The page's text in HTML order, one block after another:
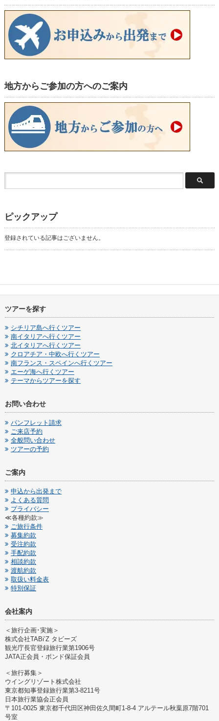
地方からご参加の方へのご案内
ピックアップ
登録されている記事はございません。
ツアーを探す
シチリア島へ行くツアー
南イタリアへ行くツアー
北イタリアへ行くツアー
クロアチア・中欧へ行くツアー
南フランス・スペインへ行くツアー
エーゲ海へ行くツアー
テーマからツアーを探す
お問い合わせ
パンフレット請求
ご来店予約
全般問い合わせ
ツアーの予約
ご案内
申込から出発まで
よくある質問
プライバシー
≪各種約款≫
ご旅行条件
募集約款
受注約款
手配約款
相談約款
渡航約款
取扱い料金表
特別保証
会社案内
＜旅行企画･実施＞
株式会社TABi’Z タビーズ
観光庁長官登録旅行業第1906号
JATA正会員・ボンド保証会員
＜旅行募集＞
ウイングリゾート株式会社
東京都知事登録旅行業第3-8211号
日本旅行業協会正会員
〒101-0025 東京都千代田区神田佐久間町1-8-4 アルテール秋葉原7階701
号室